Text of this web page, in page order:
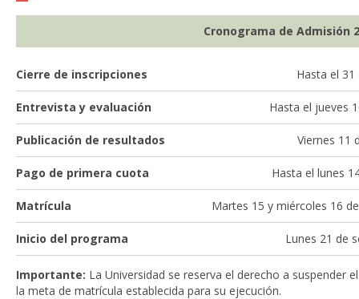
Cronograma de Admisión
Cierre de inscripciones Hasta el
Entrevista y evaluación Hasta el jueves
Publicación de resultados Viernes 11
Pago de primera cuota Hasta el lunes
Matrícula Martes 15 y miércoles 16
Inicio del programa Lunes 21 de
Importante: La Universidad se reserva el derecho a suspender
la meta de matrícula establecida para su ejecución.